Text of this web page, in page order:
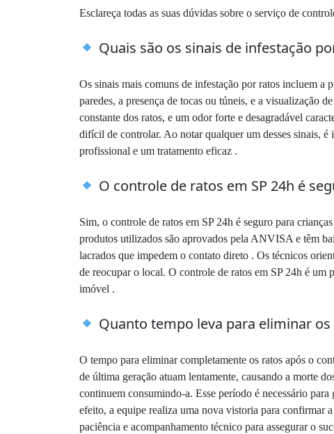
Esclareça todas as suas dúvidas sobre o serviço de
Quais são os sinais de infestação
Os sinais mais comuns de infestação por ratos incluem a
paredes, a presença de tocas ou túneis, e a visualização
constante dos ratos, e um odor forte e desagradável
difícil de controlar. Ao notar qualquer um desses sinais, é
profissional e um tratamento eficaz .
O controle de ratos em SP 24h é
Sim, o controle de ratos em SP 24h é seguro para
produtos utilizados são aprovados pela ANVISA e têm
lacrados que impedem o contato direto . Os técnicos
de reocupar o local. O controle de ratos em SP 24h é um
imóvel .
Quanto tempo leva para eliminar
O tempo para eliminar completamente os ratos após o
de última geração atuam lentamente, causando a morte
continuem consumindo-a. Esse período é necessário
efeito, a equipe realiza uma nova vistoria para confirmar
paciência e acompanhamento técnico para assegurar o